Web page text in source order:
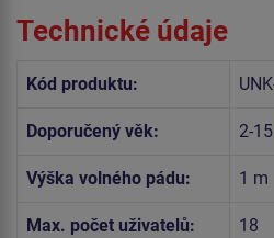
Technické údaje
Kód produktu:
Doporučený věk: 2-
Výška volného pádu: 1 m
Max. počet uživatelů: 18